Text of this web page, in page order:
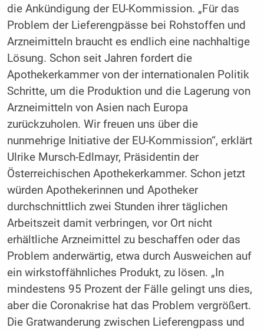
die Ankündigung der EU-Kommission. „Für das
Problem der Lieferengpässe bei Rohstoffen und
Arzneimitteln braucht es endlich eine nachhaltige
Lösung. Schon seit Jahren fordert die
Apothekerkammer von der internationalen Politik
Schritte, um die Produktion und die Lagerung von
Arzneimitteln von Asien nach Europa
zurückzuholen. Wir freuen uns über die
nunmehrige Initiative der EU-Kommission“, erklärt
Ulrike Mursch-Edlmayr, Präsidentin der
Österreichischen Apothekerkammer. Schon jetzt
würden Apothekerinnen und Apotheker
durchschnittlich zwei Stunden ihrer täglichen
Arbeitszeit damit verbringen, vor Ort nicht
erhältliche Arzneimittel zu beschaffen oder das
Problem anderwärtig, etwa durch Ausweichen auf
ein wirkstoffähnliches Produkt, zu lösen. „In
mindestens 95 Prozent der Fälle gelingt uns dies,
aber die Coronakrise hat das Problem vergrößert.
Die Gratwanderung zwischen Lieferengpass und